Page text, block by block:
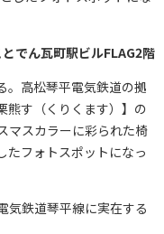
でん瓦町駅ビルFLAG2階
。高松琴平電気鉄道の拠
熊す（くりくます）】の
マスカラーに彩られた椅
たフォトスポットになっ
気鉄道琴平線に実在する